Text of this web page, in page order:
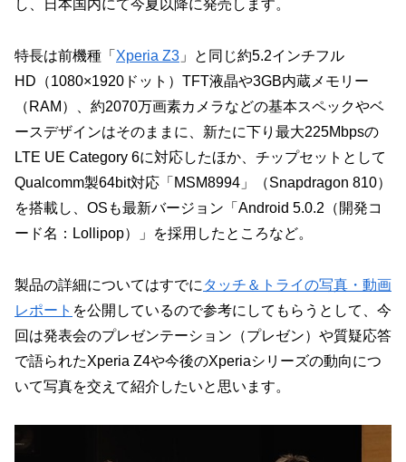
し、日本国内にて今夏以降に発売します。
特長は前機種「 Xperia Z3 」と同じ約5.2インチフル
HD（1080×1920ドット）TFT液晶や3GB内蔵メモリー
（RAM）、約2070万画素カメラなどの基本スペックやベ
ースデザインはそのままに、新たに下り最大225Mbpsの
LTE UE Category 6に対応したほか、チップセットとして
Qualcomm製64bit対応「MSM8994」（Snapdragon 810）
を搭載し、OSも最新バージョン「Android 5.0.2（開発コ
ード名：Lollipop）」を採用したところなど。
製品の詳細についてはすでに タッチ＆トライの写真・動画
レポート を公開しているので参考にしてもらうとして、今
回は発表会のプレゼンテーション（プレゼン）や質疑応答
で語られたXperia Z4や今後のXperiaシリーズの動向につ
いて写真を交えて紹介したいと思います。